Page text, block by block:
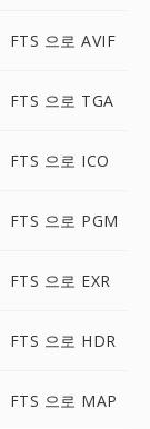
FTS 으로 AVIF
FTS 으로 TGA
FTS 으로 ICO
FTS 으로 PGM
FTS 으로 EXR
FTS 으로 HDR
FTS 으로 MAP